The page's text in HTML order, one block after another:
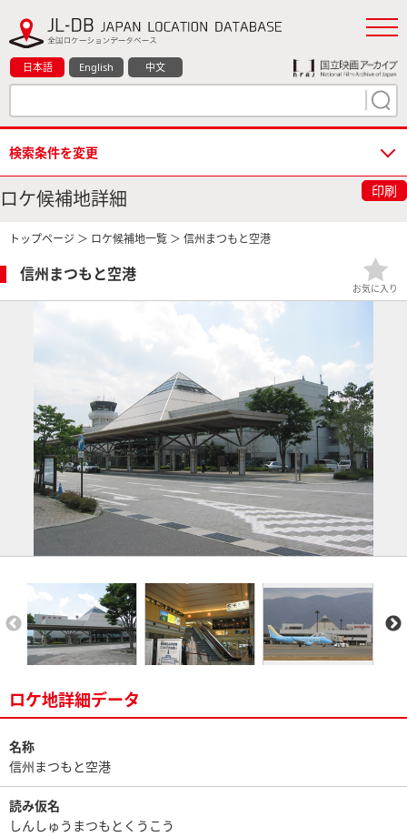
日本語 English 中文
検索条件を変更
ロケ候補地詳細 印刷
トップページ ＞ ロケ候補地一覧 ＞ 信州まつもと空港
信州まつもと空港
お気に入り
ロケ地詳細データ
名称
信州まつもと空港
読み仮名
しんしゅうまつもとくうこう